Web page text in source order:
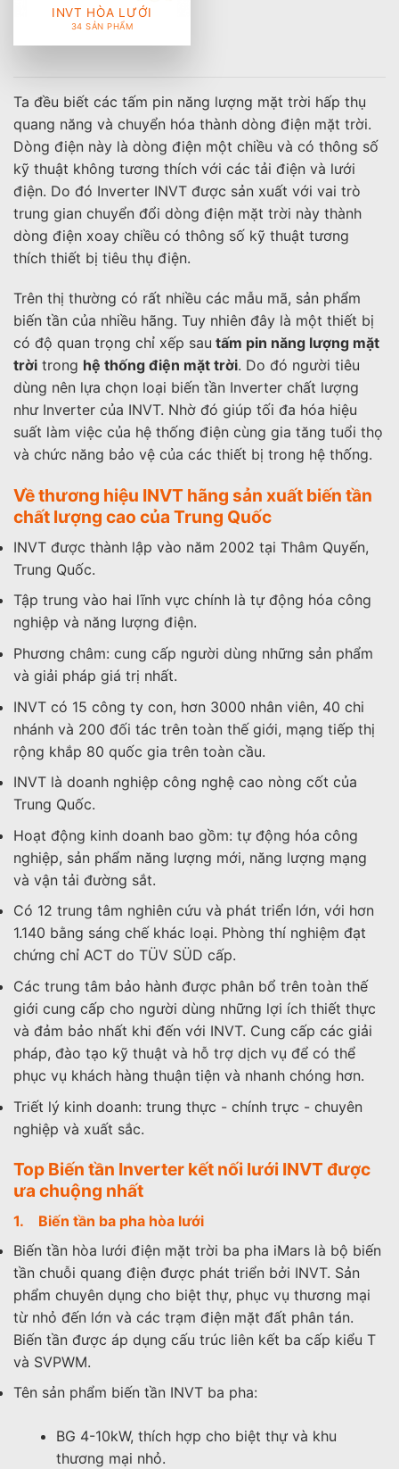
INVT HÒA LƯỚI
34 SẢN PHẨM
Ta đều biết các tấm pin năng lượng mặt trời hấp thụ
quang năng và chuyển hóa thành dòng điện mặt trời.
Dòng điện này là dòng điện một chiều và có thông số
kỹ thuật không tương thích với các tải điện và lưới
điện. Do đó Inverter INVT được sản xuất với vai trò
trung gian chuyển đổi dòng điện mặt trời này thành
dòng điện xoay chiều có thông số kỹ thuật tương
thích thiết bị tiêu thụ điện.
Trên thị thường có rất nhiều các mẫu mã, sản phẩm
biến tần của nhiều hãng. Tuy nhiên đây là một thiết bị
có độ quan trọng chỉ xếp sau tấm pin năng lượng mặt
trời trong hệ thống điện mặt trời. Do đó người tiêu
dùng nên lựa chọn loại biến tần Inverter chất lượng
như Inverter của INVT. Nhờ đó giúp tối đa hóa hiệu
suất làm việc của hệ thống điện cùng gia tăng tuổi thọ
và chức năng bảo vệ của các thiết bị trong hệ thống.
Về thương hiệu INVT hãng sản xuất biến tần
chất lượng cao của Trung Quốc
INVT được thành lập vào năm 2002 tại Thâm Quyến,
Trung Quốc.
Tập trung vào hai lĩnh vực chính là tự động hóa công
nghiệp và năng lượng điện.
Phương châm: cung cấp người dùng những sản phẩm
và giải pháp giá trị nhất.
INVT có 15 công ty con, hơn 3000 nhân viên, 40 chi
nhánh và 200 đối tác trên toàn thế giới, mạng tiếp thị
rộng khắp 80 quốc gia trên toàn cầu.
INVT là doanh nghiệp công nghệ cao nòng cốt của
Trung Quốc.
Hoạt động kinh doanh bao gồm: tự động hóa công
nghiệp, sản phẩm năng lượng mới, năng lượng mạng
và vận tải đường sắt.
Có 12 trung tâm nghiên cứu và phát triển lớn, với hơn
1.140 bằng sáng chế khác loại. Phòng thí nghiệm đạt
chứng chỉ ACT do TÜV SÜD cấp.
Các trung tâm bảo hành được phân bổ trên toàn thế
giới cung cấp cho người dùng những lợi ích thiết thực
và đảm bảo nhất khi đến với INVT. Cung cấp các giải
pháp, đào tạo kỹ thuật và hỗ trợ dịch vụ để có thể
phục vụ khách hàng thuận tiện và nhanh chóng hơn.
Triết lý kinh doanh: trung thực - chính trực - chuyên
nghiệp và xuất sắc.
Top Biến tần Inverter kết nối lưới INVT được
ưa chuộng nhất
1. Biến tần ba pha hòa lưới
Biến tần hòa lưới điện mặt trời ba pha iMars là bộ biến
tần chuỗi quang điện được phát triển bởi INVT. Sản
phẩm chuyên dụng cho biệt thự, phục vụ thương mại
từ nhỏ đến lớn và các trạm điện mặt đất phân tán.
Biến tần được áp dụng cấu trúc liên kết ba cấp kiểu T
và SVPWM.
Tên sản phẩm biến tần INVT ba pha:
BG 4-10kW, thích hợp cho biệt thự và khu
thương mại nhỏ.